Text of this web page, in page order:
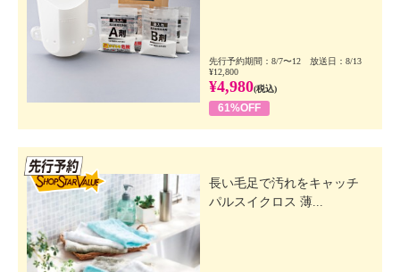
先行予約期間：8/7〜12 放送日：8/13
¥12,800
¥4,980(税込)
61%OFF
長い毛足で汚れをキャッチ
パルスイクロス 薄...